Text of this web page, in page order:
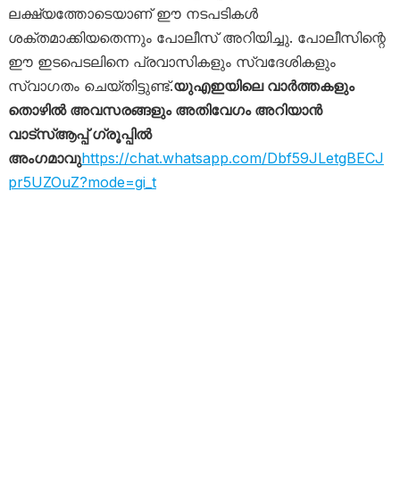
ലക്ഷ്യത്തോടെയാണ് ഈ നടപടികൾ
ശക്തമാക്കിയതെന്നും പോലീസ് അറിയിച്ചു. പോലീസിന്റെ
ഈ ഇടപെടലിനെ പ്രവാസികളും സ്വദേശികളും
സ്വാഗതം ചെയ്തിട്ടുണ്ട്.യുഎഇയിലെ വാർത്തകളും
തൊഴിൽ അവസരങ്ങളും അതിവേഗം അറിയാൻ
വാട്സ്ആപ്പ് ഗ്രൂപ്പിൽ
അംഗമാവുhttps://chat.whatsapp.com/Dbf59JLetgBECJ
pr5UZOuZ?mode=gi_t